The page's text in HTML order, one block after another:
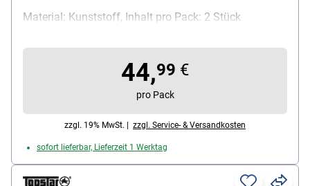
Material: Kunststoff, Inhalt pro Pack: 2 Stück
44,99 €
pro Pack
zzgl. 19% MwSt. | zzgl. Service- & Versandkosten
sofort lieferbar, Lieferzeit 1 Werktag